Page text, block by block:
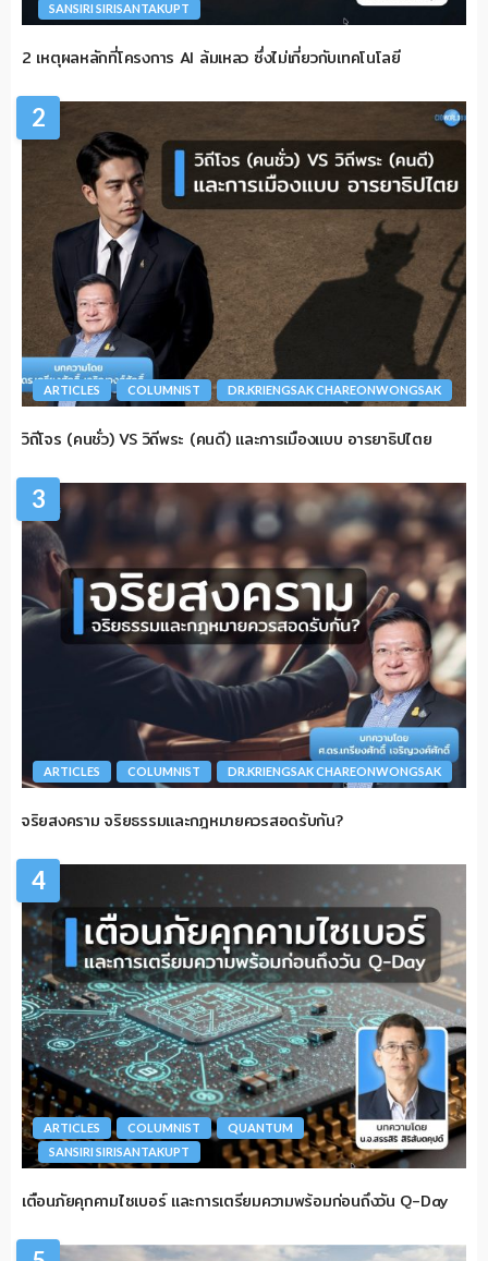
SANSIRI SIRISANTAKUPT
2 เหตุผลหลักที่โครงการ AI ล้มเหลว ซึ่งไม่เกี่ยวกับเทคโนโลยี
2
ARTICLES COLUMNIST DR.KRIENGSAK CHAREONWONGSAK
วิถีโจร (คนชั่ว) VS วิถีพระ (คนดี) และการเมืองแบบ อารยาธิปไตย
3
ARTICLES COLUMNIST DR.KRIENGSAK CHAREONWONGSAK
จริยสงคราม จริยธรรมและกฎหมายควรสอดรับกัน?
4
ARTICLES COLUMNIST
QUANTUM
SANSIRI SIRISANTAKUPT
เตือนภัยคุกคามไซเบอร์ และการเตรียมความพร้อมก่อนถึงวัน Q-Day